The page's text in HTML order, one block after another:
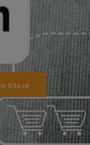
Store